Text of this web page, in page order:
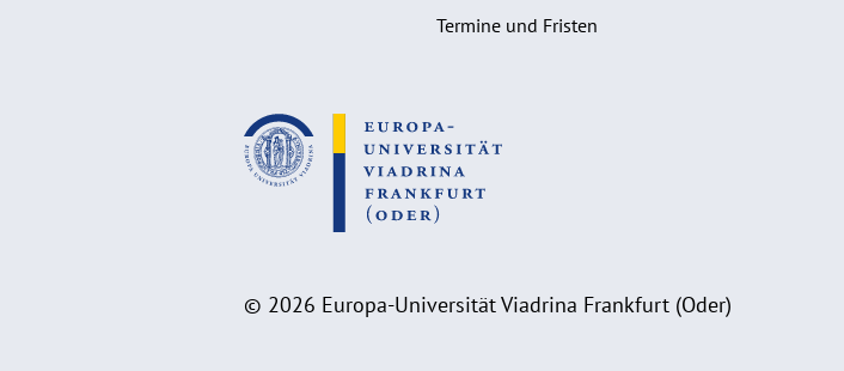
Termine und Fristen
© 2026 Europa-Universität Viadrina Frankfurt (Oder)